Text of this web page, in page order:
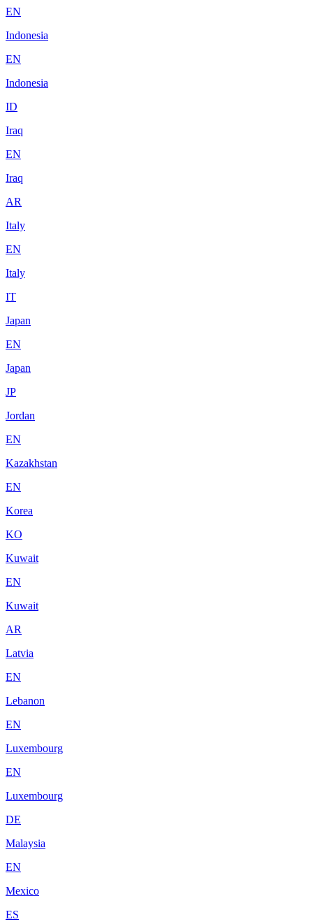
EN
Indonesia
EN
Indonesia
ID
Iraq
EN
Iraq
AR
Italy
EN
Italy
IT
Japan
EN
Japan
JP
Jordan
EN
Kazakhstan
EN
Korea
KO
Kuwait
EN
Kuwait
AR
Latvia
EN
Lebanon
EN
Luxembourg
EN
Luxembourg
DE
Malaysia
EN
Mexico
ES